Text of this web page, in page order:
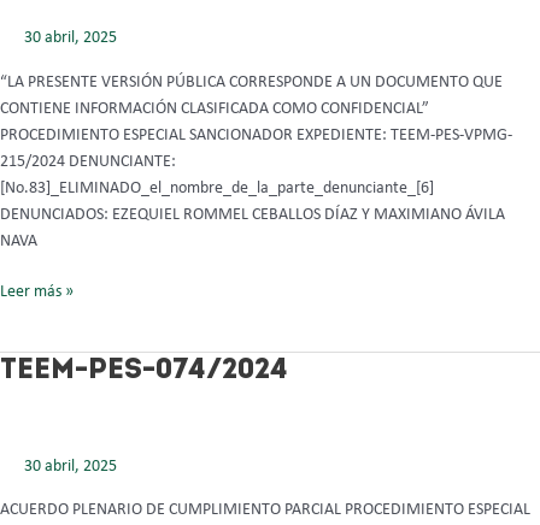
30 abril, 2025
“LA PRESENTE VERSIÓN PÚBLICA CORRESPONDE A UN DOCUMENTO QUE
CONTIENE INFORMACIÓN CLASIFICADA COMO CONFIDENCIAL”
PROCEDIMIENTO ESPECIAL SANCIONADOR EXPEDIENTE: TEEM-PES-VPMG-
215/2024 DENUNCIANTE:
[No.83]_ELIMINADO_el_nombre_de_la_parte_denunciante_[6]
DENUNCIADOS: EZEQUIEL ROMMEL CEBALLOS DÍAZ Y MAXIMIANO ÁVILA
NAVA
Leer más »
TEEM-PES-074/2024
30 abril, 2025
ACUERDO PLENARIO DE CUMPLIMIENTO PARCIAL PROCEDIMIENTO ESPECIAL
TEEM-